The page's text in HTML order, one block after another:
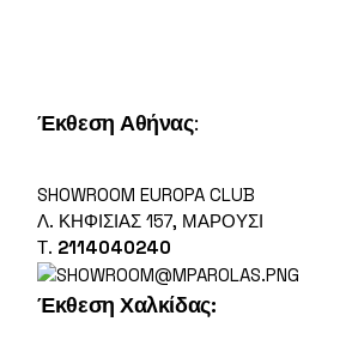
Έκθεση Αθήνας:
SHOWROOM EUROPA CLUB
Λ. ΚΗΦΙΣΊΑΣ 157, ΜΑΡΟΎΣΙ
Τ. 2114040240
Έκθεση Χαλκίδας: